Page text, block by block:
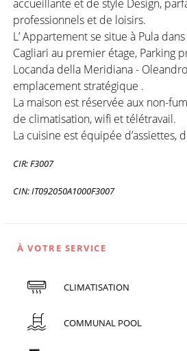
accueillante et de style Design,
professionnels et de loisirs.
L’ Appartement se situe à Pula
Cagliari au premier étage, Parking
Locanda della Meridiana -
emplacement stratégique .
La maison est réservée aux non-
de climatisation, wifi et télétravail.
La cuisine est équipée d’assiettes,
CIR: F3007
CIN: IT092050A1000F3007
À VOTRE SERVICE
CLIMATISATION
COMMUNAL POOL